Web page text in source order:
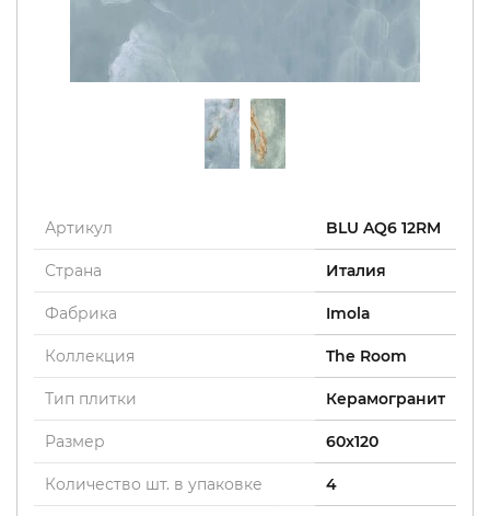
Артикул BLU AQ6 12RM
Страна Италия
Фабрика Imola
Коллекция The Room
Тип плитки Керамогранит
Размер 60x120
Количество шт. в упаковке 4